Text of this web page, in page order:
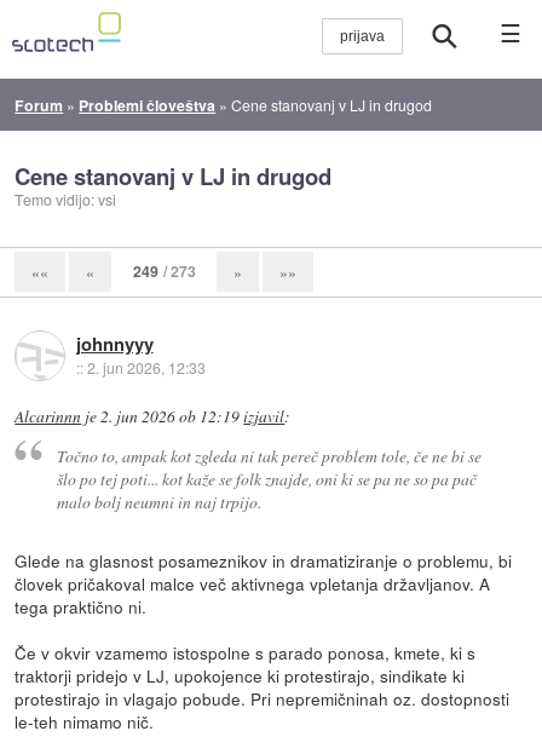
☰
Forum » Problemi človeštva »Cene stanovanj v LJ in drugod
Cene stanovanj v LJ in drugod
Temo vidijo: vsi
«« « 249 / 273 » »»
johnnyyy
::2. jun 2026, 12:33
Alcarinnn je2. jun 2026 ob 12:19izjavil:
Točno to, ampak kot zgleda ni tak pereč problem tole, če ne bi se
šlo po tej poti... kot kaže se folk znajde, oni ki se pa ne so pa pač
malo bolj neumni in naj trpijo.
Glede na glasnost posameznikov in dramatiziranje o problemu, bi
človek pričakoval malce več aktivnega vpletanja državljanov. A
tega praktično ni.
Če v okvir vzamemo istospolne s parado ponosa, kmete, ki s
traktorji pridejo v LJ, upokojence ki protestirajo, sindikate ki
protestirajo in vlagajo pobude. Pri nepremičninah oz. dostopnosti
le-teh nimamo nič.